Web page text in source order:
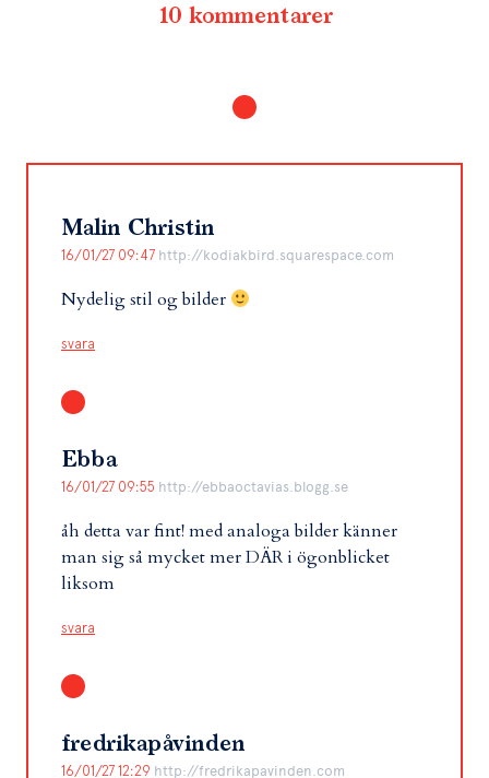
10 kommentarer
Malin Christin
16/01/27 09:47 http://kodiakbird.squarespace.com
Nydelig stil og bilder
svara
Ebba
16/01/27 09:55 http://ebbaoctavias.blogg.se
åh detta var fint! med analoga bilder känner
man sig så mycket mer DÄR i ögonblicket
liksom
svara
fredrikapåvinden
16/01/27 12:29 http://fredrikapavinden.com